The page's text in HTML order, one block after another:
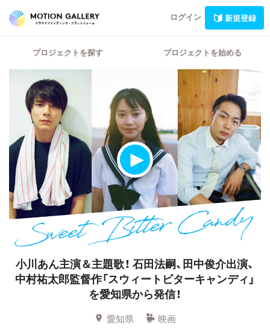
ログイン 新規登録
プロジェクトを探す プロジェクトを始める
小川あん主演＆主題歌！ 石田法嗣、田中俊介出演、
中村祐太郎監督作「スウィートビターキャンディ」
を愛知県から発信！
愛知県
映画